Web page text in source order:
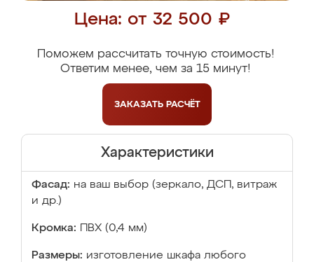
Цена: от 32 500 ₽
Поможем рассчитать точную стоимость!
Ответим менее, чем за 15 минут!
ЗАКАЗАТЬ РАСЧЁТ
Характеристики
Фасад: на ваш выбор (зеркало, ДСП, витраж
и др.)
Кромка: ПВХ (0,4 мм)
Размеры: изготовление шкафа любого